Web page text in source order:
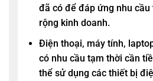
đã có để đáp ứng nhu
rộng kinh doanh.
Điện thoại, máy tính,
có nhu cầu tạm thời cần
thể sử dụng các thiết bị